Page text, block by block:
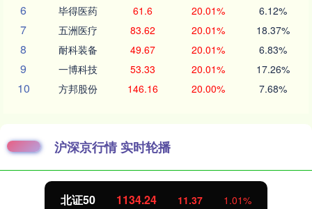
6 毕得医药 61.6 20.01% 6.12%
7 五洲医疗 83.62 20.01% 18.37%
8 耐科装备 49.67 20.01% 6.83%
9 一博科技 53.33 20.01% 17.26%
10 方邦股份 146.16 20.00% 7.68%
沪深京行情 实时轮播
北证50 1134.24 11.37 1.01%